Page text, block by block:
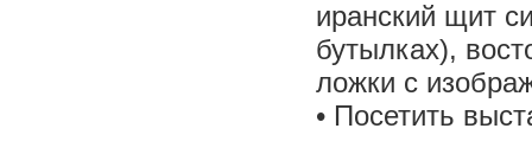
иранский щит
бутылках),
ложки с
• Посетить